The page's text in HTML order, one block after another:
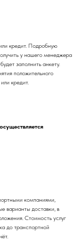
кредит. Подробную
у нашего менеджера
заполнить анкету.
положительного
кредит.
компаниями,
варианты доставки, в
Стоимость услуг
до транспортной